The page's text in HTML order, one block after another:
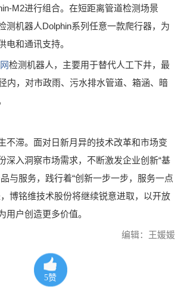
M2进行组合。在短距离管道检测场景
测机器人Dolphin系列任意一款爬行器，为
电和通讯支持。
检测机器人，主要用于替代人工下井，最
内，对市政雨、污水排水管道、箱涵、暗
滞。面对日新月异的技术改革和市场变
深入洞察市场需求，不断激发企业创新“基
与服务，践行着“创新一步一步，服务一点
博铭维技术股份将继续锐意进取，以开放
用户创造更多价值。
编辑：王媛媛
5赞